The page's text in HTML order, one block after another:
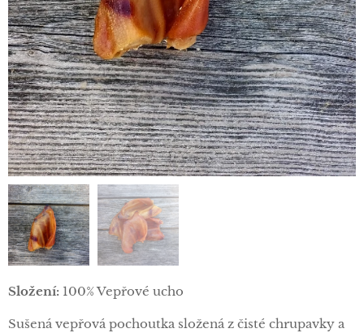
Složení: 100% Vepřové ucho
Sušená vepřová pochoutka složená z čisté chrupavky a